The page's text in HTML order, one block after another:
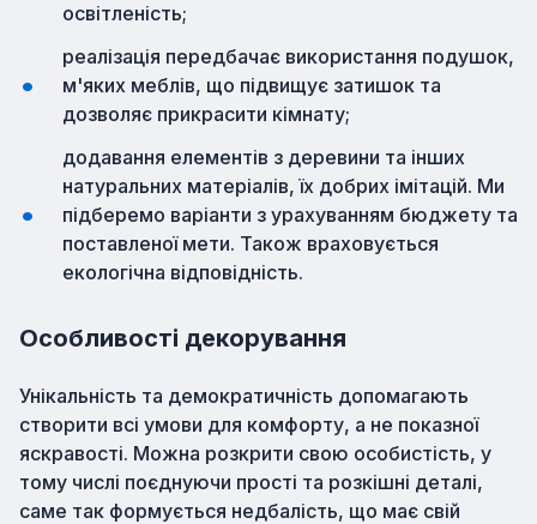
освітленість;
реалізація передбачає використання подушок,
м'яких меблів, що підвищує затишок та
дозволяє прикрасити кімнату;
додавання елементів з деревини та інших
натуральних матеріалів, їх добрих імітацій. Ми
підберемо варіанти з урахуванням бюджету та
поставленої мети. Також враховується
екологічна відповідність.
Особливості декорування
Унікальність та демократичність допомагають
створити всі умови для комфорту, а не показної
яскравості. Можна розкрити свою особистість, у
тому числі поєднуючи прості та розкішні деталі,
саме так формується недбалість, що має свій